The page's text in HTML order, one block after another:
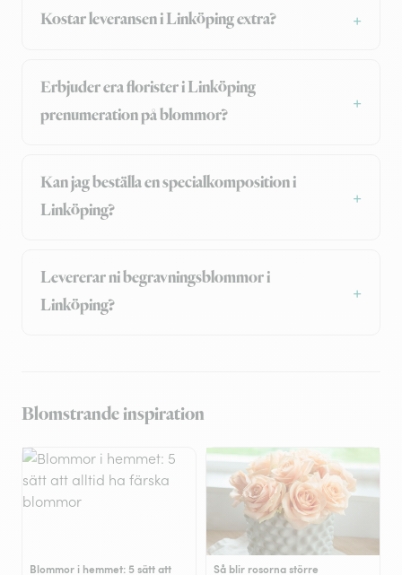
Kostar leveransen i Linköping extra?
Erbjuder era florister i Linköping
prenumeration på blommor?
Kan jag beställa en specialkomposition i
Linköping?
Levererar ni begravningsblommor i
Linköping?
Blomstrande inspiration
Blommor i hemmet: 5 sätt att
Så blir rosorna större